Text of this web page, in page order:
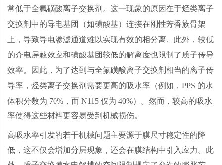
常低于全氟磺酸离子交换剂。这一现象的原因在于烃类离子
交换剂中的导电基团（如磺酸基）连接在刚性芳香族骨架
上，导致导电渗滤通道难以实现有效的相分离。此外，较低
的介电屏蔽效应和磺酸基团较低的解离度也限制了质子传导
效率。因此，为了达到与全氟磺酸离子交换剂相当的离子传
导率，烃类离子交换剂需要更高的吸水率（例如， PPS 的水
体积分数为 70% ，而 N115 仅为 40%）。然而，较高的吸水
率使得这些材料更容易受到机械损伤。
高吸水率引发的若干机械问题主要源于膜尺寸稳定性的降
低，这不仅会增加分层现象，还会在膜结构中引入应力。此